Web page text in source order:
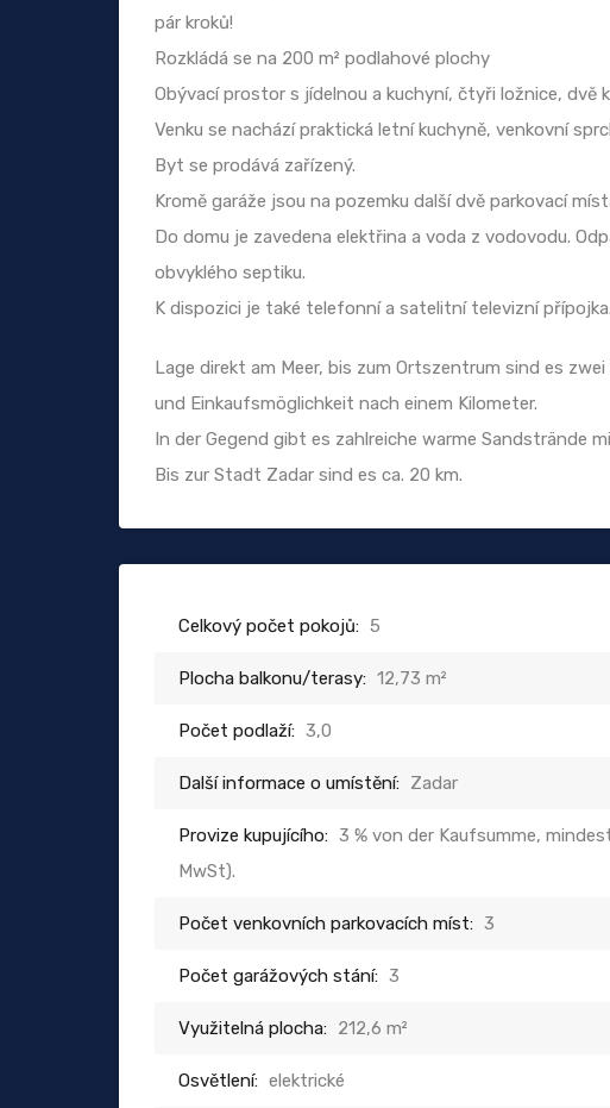
pár kroků!
Rozkládá se na 200 m² podlahové plochy
Obývací prostor s jídelnou a kuchyní, čtyři ložnice, dvě
Venku se nachází praktická letní kuchyně, venkovní
Byt se prodává zařízený.
Kromě garáže jsou na pozemku další dvě parkovací
Do domu je zavedena elektřina a voda z vodovodu.
obvyklého septiku.
K dispozici je také telefonní a satelitní televizní přípojka.
Lage direkt am Meer, bis zum Ortszentrum sind es
und Einkaufsmöglichkeit nach einem Kilometer.
In der Gegend gibt es zahlreiche warme Sandstrände
Bis zur Stadt Zadar sind es ca. 20 km.
Celkový počet pokojů: 5
Plocha balkonu/terasy: 12,73 m²
Počet podlaží: 3,0
Další informace o umístění: Zadar
Provize kupujícího: 3 % von der Kaufsumme,
MwSt).
Počet venkovních parkovacích míst: 3
Počet garážových stání: 3
Využitelná plocha: 212,6 m²
Osvětlení: elektrické